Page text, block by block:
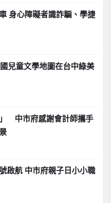
身心障礙者識詐騙、學捷
兒童文學地圖在台中綠美
」 中市府感謝會計師攜手
啟航 中市府親子日小小職